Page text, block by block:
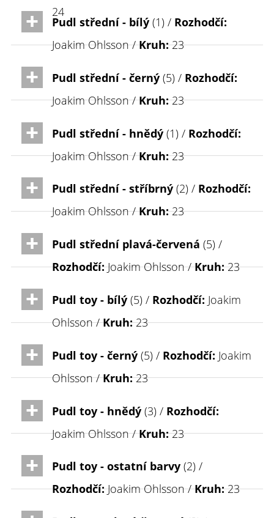
24
Pudl střední - bílý (1) / Rozhodčí:
Joakim Ohlsson /Kruh:23
Pudl střední - černý (5) / Rozhodčí:
Joakim Ohlsson /Kruh:23
Pudl střední - hnědý (1) / Rozhodčí:
Joakim Ohlsson /Kruh:23
Pudl střední - stříbrný (2) / Rozhodčí:
Joakim Ohlsson /Kruh:23
Pudl střední plavá-červená (5) /
Rozhodčí:Joakim Ohlsson /Kruh:23
Pudl toy - bílý (5) / Rozhodčí: Joakim
Ohlsson /Kruh:23
Pudl toy - černý (5) / Rozhodčí: Joakim
Ohlsson /Kruh:23
Pudl toy - hnědý (3) / Rozhodčí:
Joakim Ohlsson /Kruh:23
Pudl toy - ostatní barvy (2) /
Rozhodčí:Joakim Ohlsson /Kruh:23